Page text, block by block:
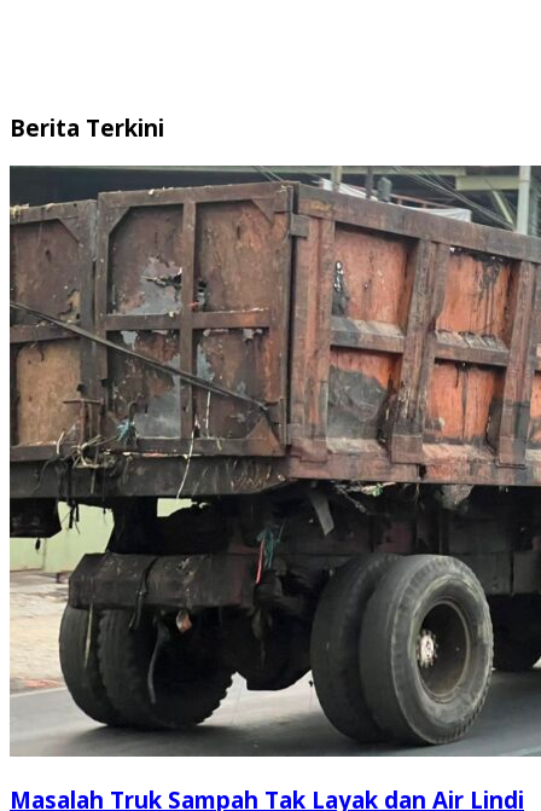
Berita Terkini
Masalah Truk Sampah Tak Layak dan Air Lindi